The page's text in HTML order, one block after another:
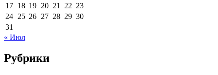
17 18 19 20 21 22 23
24 25 26 27 28 29 30
31
« Июл
Рубрики